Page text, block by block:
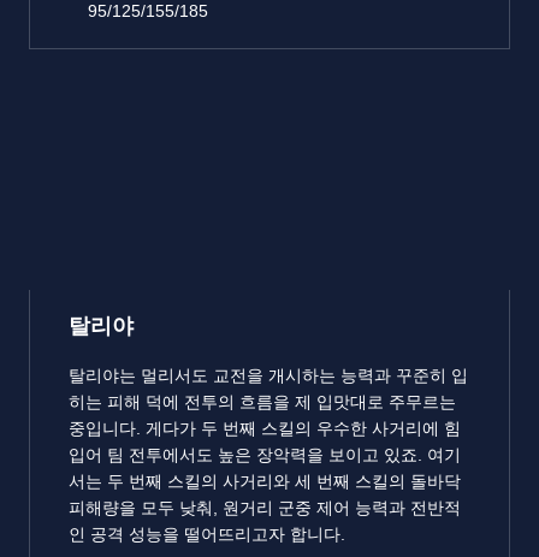
95/125/155/185
탈리야
탈리야는 멀리서도 교전을 개시하는 능력과 꾸준히 입
히는 피해 덕에 전투의 흐름을 제 입맛대로 주무르는
중입니다. 게다가 두 번째 스킬의 우수한 사거리에 힘
입어 팀 전투에서도 높은 장악력을 보이고 있죠. 여기
서는 두 번째 스킬의 사거리와 세 번째 스킬의 돌바닥
피해량을 모두 낮춰, 원거리 군중 제어 능력과 전반적
인 공격 성능을 떨어뜨리고자 합니다.